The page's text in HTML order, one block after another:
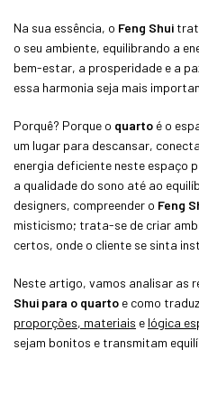
Na sua essência, o Feng Shui
o seu ambiente, equilibrando a
bem-estar, a prosperidade e a
essa harmonia seja mais
Porquê? Porque o quarto é o
um lugar para descansar,
energia deficiente neste espaço
a qualidade do sono até ao
designers, compreender o Feng
misticismo; trata-se de criar
certos, onde o cliente se sinta
Neste artigo, vamos analisar as
Shui para o quarto e como
proporções, materiais e lógica
sejam bonitos e transmitam